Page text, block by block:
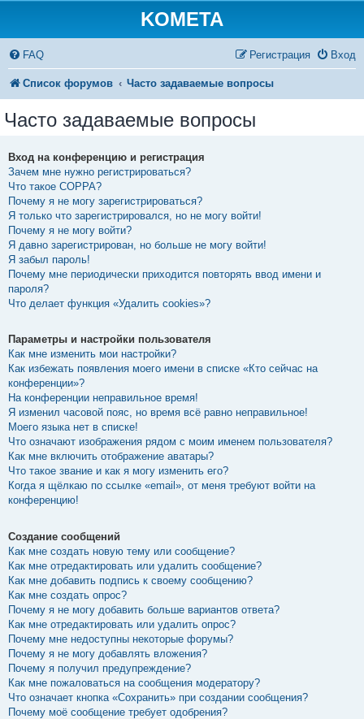
KOMETA
FAQ Вход
Регистрация
Список форумов Часто задаваемые вопросы
Часто задаваемые вопросы
Вход на конференцию и регистрация
Зачем мне нужно регистрироваться?
Что такое COPPA?
Почему я не могу зарегистрироваться?
Я только что зарегистрировался, но не могу войти!
Почему я не могу войти?
Я давно зарегистрирован, но больше не могу войти!
Я забыл пароль!
Почему мне периодически приходится повторять ввод имени и
пароля?
Что делает функция «Удалить cookies»?
Параметры и настройки пользователя
Как мне изменить мои настройки?
Как избежать появления моего имени в списке «Кто сейчас на
конференции»?
На конференции неправильное время!
Я изменил часовой пояс, но время всё равно неправильное!
Моего языка нет в списке!
Что означают изображения рядом с моим именем пользователя?
Как мне включить отображение аватары?
Что такое звание и как я могу изменить его?
Когда я щёлкаю по ссылке «email», от меня требуют войти на
конференцию!
Создание сообщений
Как мне создать новую тему или сообщение?
Как мне отредактировать или удалить сообщение?
Как мне добавить подпись к своему сообщению?
Как мне создать опрос?
Почему я не могу добавить больше вариантов ответа?
Как мне отредактировать или удалить опрос?
Почему мне недоступны некоторые форумы?
Почему я не могу добавлять вложения?
Почему я получил предупреждение?
Как мне пожаловаться на сообщения модератору?
Что означает кнопка «Сохранить» при создании сообщения?
Почему моё сообщение требует одобрения?